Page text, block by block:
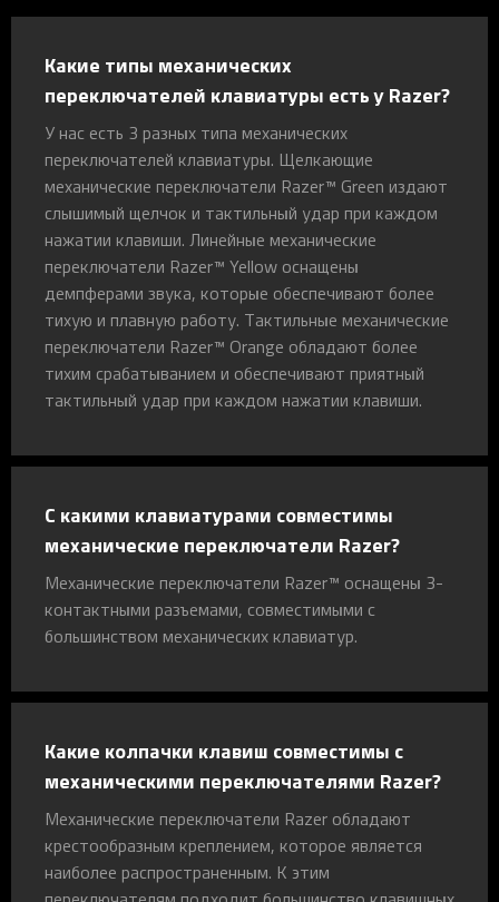
Какие типы механических
переключателей клавиатуры есть у Razer?
У нас есть 3 разных типа механических
переключателей клавиатуры. Щелкающие
механические переключатели Razer™ Green издают
слышимый щелчок и тактильный удар при каждом
нажатии клавиши. Линейные механические
переключатели Razer™ Yellow оснащены
демпферами звука, которые обеспечивают более
тихую и плавную работу. Тактильные механические
переключатели Razer™ Orange обладают более
тихим срабатыванием и обеспечивают приятный
тактильный удар при каждом нажатии клавиши.
С какими клавиатурами совместимы
механические переключатели Razer?
Механические переключатели Razer™ оснащены 3-
контактными разъемами, совместимыми с
большинством механических клавиатур.
Какие колпачки клавиш совместимы с
механическими переключателями Razer?
Механические переключатели Razer обладают
крестообразным креплением, которое является
наиболее распространенным. К этим